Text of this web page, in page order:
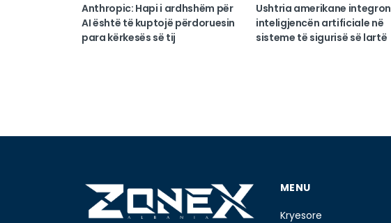
Anthropic: Hapi i ardhshëm për
AI është të kuptojë përdoruesin
para kërkesës së tij
Ushtria amerikane integron
inteligjencën artificiale në
sisteme të sigurisë së lartë
MENU
Kryesore